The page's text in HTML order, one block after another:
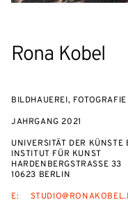
Rona Kobel
BILDHAUEREI, FOTOGRAFIE
JAHRGANG 2021
UNIVERSITÄT DER KÜNSTE
INSTITUT FÜR KUNST
HARDENBERGSTRASSE 33
10623 BERLIN
E: